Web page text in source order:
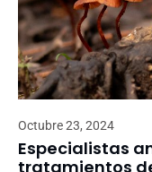
Octubre 23, 2024
Especialistas
tratamientos